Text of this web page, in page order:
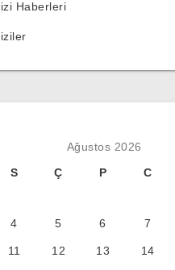
Haberleri
Ağustos 2026
S Ç P C
4 5 6 7
11 12 13 14